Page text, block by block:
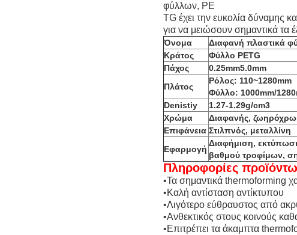
φύλλων, PE
TG έχει την ευκολία δύναμης
για να μειώσουν σημαντικά τα
Όνομα
Διαφανή πλαστικά
Κράτος
Φύλλο PETG
Πάχος
0.25mm5.0mm
Πλάτος
Ρόλος: 110~1280mm
Φύλλο: 1000mm/
Denistiy
1.27-1.29g/cm3
Χρώμα
Διαφανής,
Επιφάνεια Στιλπνός, μεταλλίνη
Εφαρμογή
Διαφήμιση,
βαθμού τροφίμων,
Πληροφορίες
•Τα σημαντικά thermoforming
•Καλή αντίσταση αντίκτυπου
•Λιγότερο εύθραυστος από
•Ανθεκτικός στους κοινούς
•Επιτρέπει τα άκαμπτα